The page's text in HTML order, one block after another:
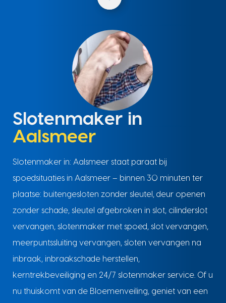
Slotenmaker in
Aalsmeer
Slotenmaker in: Aalsmeer staat paraat bij
spoedsituaties in Aalsmeer – binnen 30 minuten ter
plaatse: buitengesloten zonder sleutel, deur openen
zonder schade, sleutel afgebroken in slot, cilinderslot
vervangen, slotenmaker met spoed, slot vervangen,
meerpuntssluiting vervangen, sloten vervangen na
inbraak, inbraakschade herstellen,
kerntrekbeveiliging en 24/7 slotenmaker service. Of u
nu thuiskomt van de Bloemenveiling, geniet van een